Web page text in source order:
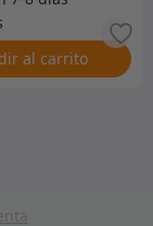
al carrito